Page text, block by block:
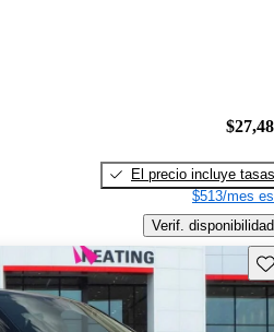
El precio incluye tasas
$513/mes
Verif. disponibilidad